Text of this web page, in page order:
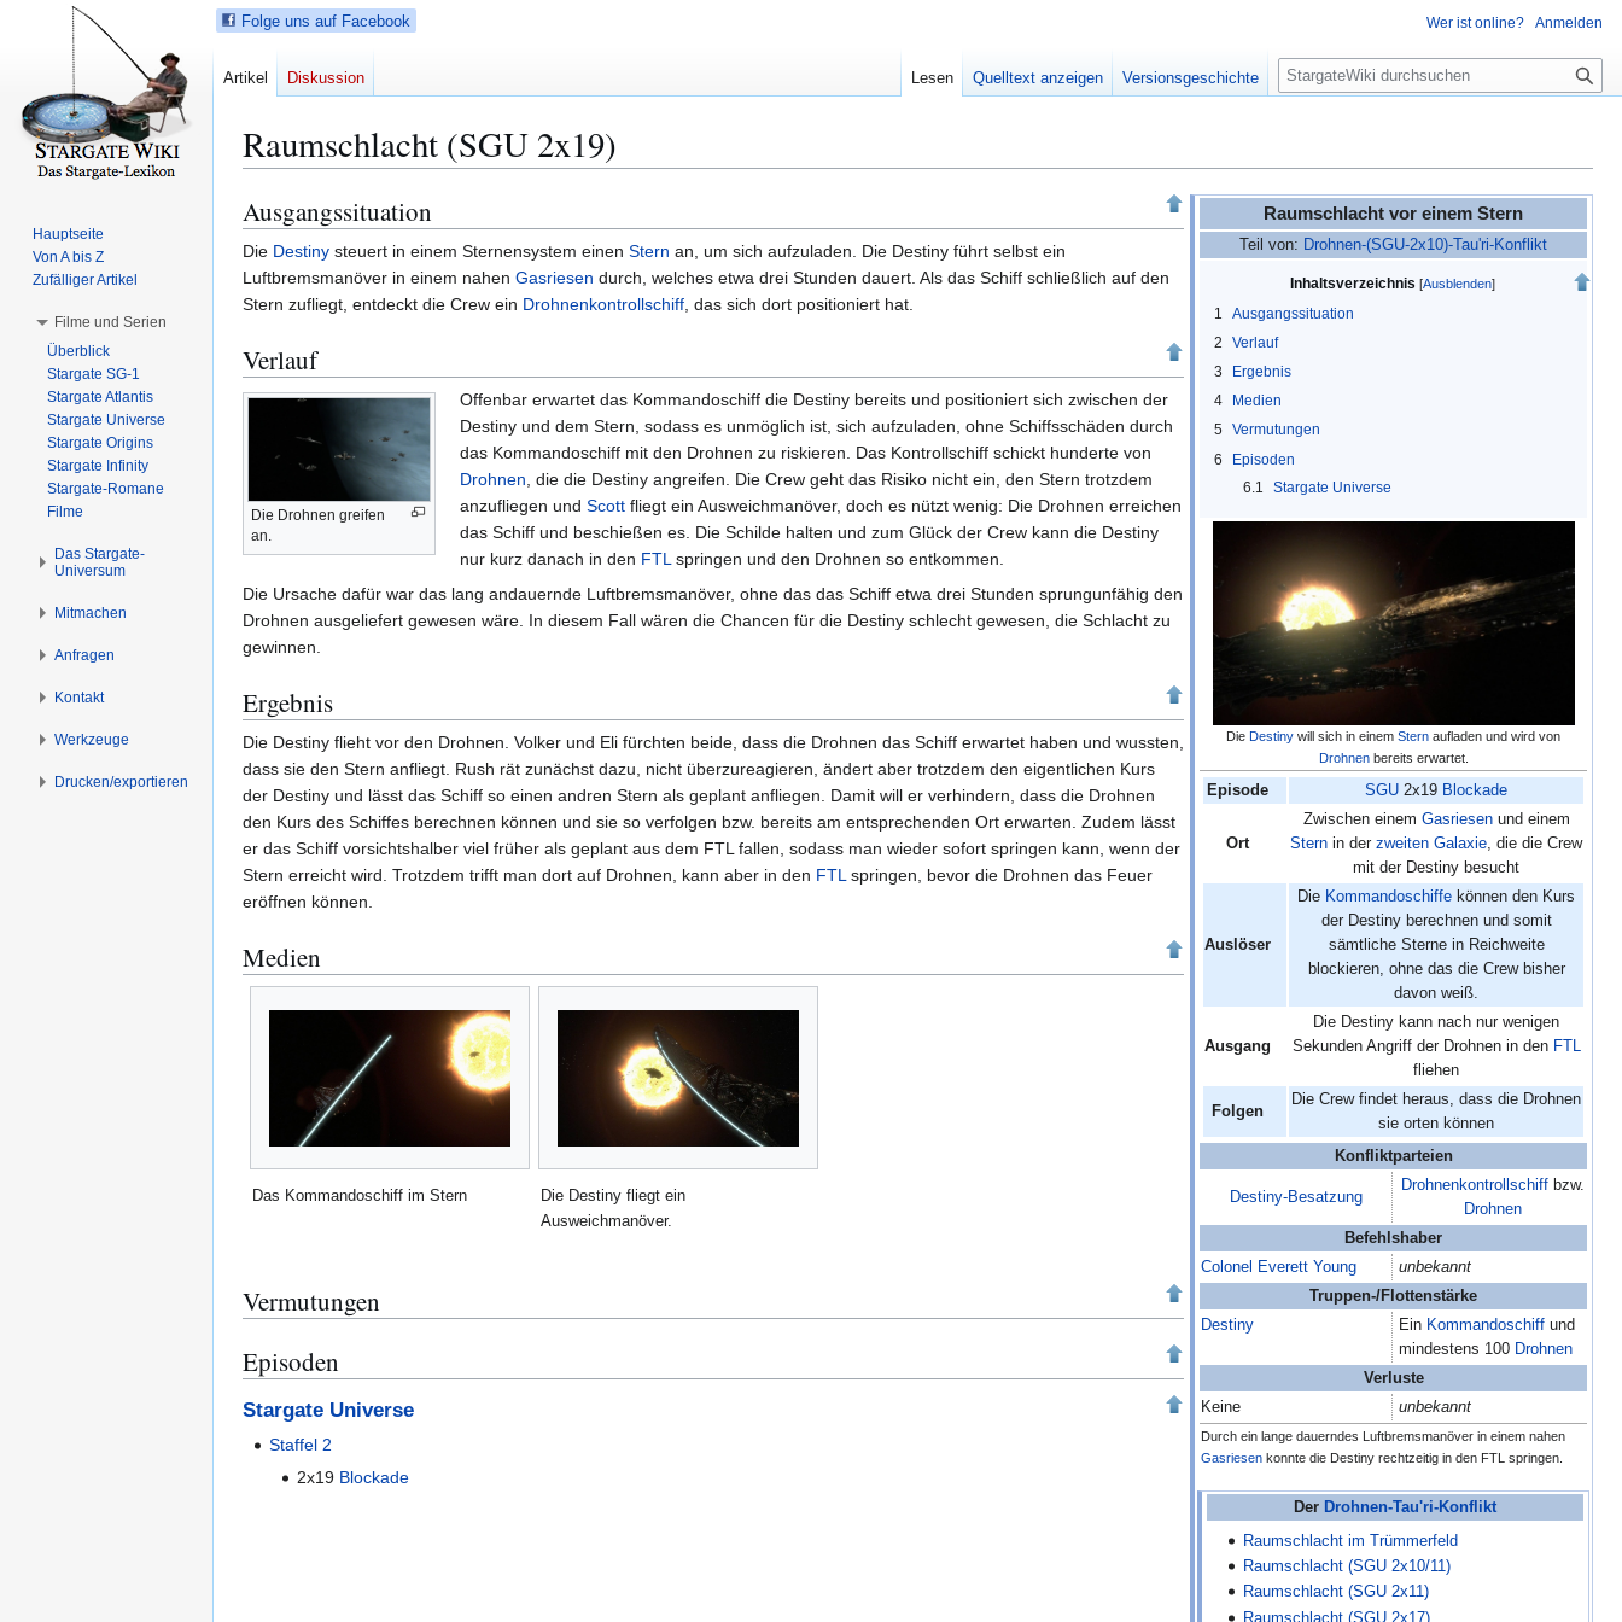
Raumschlacht (SGU 2x19)
Z
u
r
N
a
g
o
s
r
i
n
e
n
Z
u
r
S
u
h
e
g
n
Raumschlacht vor einem Stern
Teil von: Drohnen-(SGU-2x10)-Tau'ri-Konflikt
Inhaltsverzeichnis
1
Ausgangssituation
2
Verlauf
3
Ergebnis
4
Medien
5 Vermutungen
6
Episoden
6.1
Stargate Universe
Die Destiny will sich in einem Stern aufladen und wird von
Drohnenbereits erwartet.
Episode SGU 2x19 Blockade
Ort
Zwischen einem Gasriesenund einem
Stern in der zweiten Galaxie, die die Crew
mit der Destiny besucht
Auslöser
Die Kommandoschiffe können den Kurs
der Destiny berechnen und somit
sämtliche Sterne in Reichweite
blockieren, ohne das die Crew bisher
davon weiß.
Ausgang
Die Destiny kann nach nur wenigen
Sekunden Angriff der Drohnen in den FTL
fliehen
Folgen
Die Crew findet heraus, dass die Drohnen
sie orten können
Konfliktparteien
Destiny-Besatzung
Drohnenkontrollschiffbzw.
Drohnen
Befehlshaber
Colonel
Everett Young
unbekannt
Truppen-/Flottenstärke
Destiny
Ein Kommandoschiff und
mindestens 100 Drohnen
Verluste
Keine
unbekannt
Durch ein lange dauerndes Luftbremsmanöver in einem nahen
Gasriesen konnte die Destiny rechtzeitig in den FTL springen.
Der Drohnen-Tau'ri-Konflikt
Raumschlacht im Trümmerfeld
Raumschlacht (SGU 2x10/11)
Raumschlacht (SGU 2x11)
Raumschlacht (SGU 2x17)
Ausgangssituation
Die Destiny steuert in einem Sternensystem einen Stern an, um sich aufzuladen. Die Destiny führt selbst ein
Luftbremsmanöver in einem nahen Gasriesen durch, welches etwa drei Stunden dauert. Als das Schiff schließlich auf den
Stern zufliegt, entdeckt die Crew ein Drohnenkontrollschiff , das sich dort positioniert hat.
Verlauf
Die Drohnen greifen
an.
Offenbar erwartet das Kommandoschiff die Destiny bereits und positioniert sich zwischen der
Destiny und dem Stern, sodass es unmöglich ist, sich aufzuladen, ohne Schiffsschäden durch
das Kommandoschiff mit den Drohnen zu riskieren. Das Kontrollschiff schickt hunderte von
Drohnen , die die Destiny angreifen. Die Crew geht das Risiko nicht ein, den Stern trotzdem
anzufliegen und Scottfliegt ein Ausweichmanöver, doch es nützt wenig: Die Drohnen erreichen
das Schiff und beschießen es. Die Schilde halten und zum Glück der Crew kann die Destiny
nur kurz danach in den FTL springen und den Drohnen so entkommen.
Die Ursache dafür war das lang andauernde Luftbremsmanöver, ohne das das Schiff etwa drei Stunden sprungunfähig den
Drohnen ausgeliefert gewesen wäre. In diesem Fall wären die Chancen für die Destiny schlecht gewesen, die Schlacht zu
gewinnen.
Ergebnis
Die Destiny flieht vor den Drohnen. Volker und Eli fürchten beide, dass die Drohnen das Schiff erwartet haben und wussten,
dass sie den Stern anfliegt. Rush rät zunächst dazu, nicht überzureagieren, ändert aber trotzdem den eigentlichen Kurs
der Destiny und lässt das Schiff so einen andren Stern als geplant anfliegen. Damit will er verhindern, dass die Drohnen
den Kurs des Schiffes berechnen können und sie so verfolgen bzw. bereits am entsprechenden Ort erwarten. Zudem lässt
er das Schiff vorsichtshalber viel früher als geplant aus dem FTL fallen, sodass man wieder sofort springen kann, wenn der
Stern erreicht wird. Trotzdem trifft man dort auf Drohnen, kann aber in den FTL springen, bevor die Drohnen das Feuer
eröffnen können.
Medien
Das Kommandoschiff im Stern
Die Destiny fliegt ein
Ausweichmanöver.
Vermutungen
Episoden
Stargate Universe
Staffel 2
2x19 Blockade
Folge uns auf Facebook Wer ist online? Anmelden
Artikel Diskussion Lesen Quelltext anzeigen Versionsgeschichte
S
u
e
Hauptseite
Von A bis Z
Zufälliger Artikel
Filme und Serien
Überblick
Stargate SG-1
Stargate Atlantis
Stargate Universe
Stargate Origins
Stargate Infinity
Stargate-Romane
Filme
Das Stargate-
Universum
Mitmachen
Anfragen
Kontakt
Werkzeuge
Drucken/­exportieren